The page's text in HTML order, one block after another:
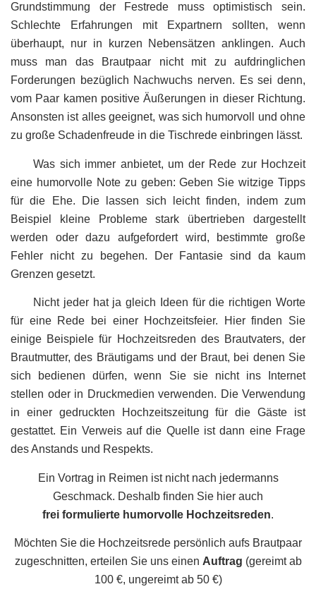
Grundstimmung der Festrede muss optimistisch sein.
Schlechte Erfahrungen mit Expartnern sollten, wenn
überhaupt, nur in kurzen Nebensätzen anklingen. Auch
muss man das Brautpaar nicht mit zu aufdringlichen
Forderungen bezüglich Nachwuchs nerven. Es sei denn,
vom Paar kamen positive Äußerungen in dieser Richtung.
Ansonsten ist alles geeignet, was sich humorvoll und ohne
zu große Schadenfreude in die Tischrede einbringen lässt.
Was sich immer anbietet, um der Rede zur Hochzeit
eine humorvolle Note zu geben: Geben Sie witzige Tipps
für die Ehe. Die lassen sich leicht finden, indem zum
Beispiel kleine Probleme stark übertrieben dargestellt
werden oder dazu aufgefordert wird, bestimmte große
Fehler nicht zu begehen. Der Fantasie sind da kaum
Grenzen gesetzt.
Nicht jeder hat ja gleich Ideen für die richtigen Worte
für eine Rede bei einer Hochzeitsfeier. Hier finden Sie
einige Beispiele für Hochzeitsreden des Brautvaters, der
Brautmutter, des Bräutigams und der Braut, bei denen Sie
sich bedienen dürfen, wenn Sie sie nicht ins Internet
stellen oder in Druckmedien verwenden. Die Verwendung
in einer gedruckten Hochzeitszeitung für die Gäste ist
gestattet. Ein Verweis auf die Quelle ist dann eine Frage
des Anstands und Respekts.
Ein Vortrag in Reimen ist nicht nach jedermanns
Geschmack. Deshalb finden Sie hier auch
frei formulierte humorvolle Hochzeitsreden.
Möchten Sie die Hochzeitsrede persönlich aufs Brautpaar
zugeschnitten, erteilen Sie uns einen Auftrag (gereimt ab
100 €, ungereimt ab 50 €)